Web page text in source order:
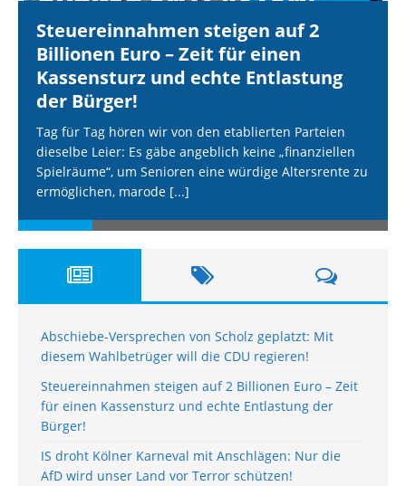
Steuereinnahmen steigen auf 2
Billionen Euro – Zeit für einen
Kassensturz und echte Entlastung
der Bürger!
Tag für Tag hören wir von den etablierten Parteien
dieselbe Leier: Es gäbe angeblich keine „finanziellen
Spielräume“, um Senioren eine würdige Altersrente zu
ermöglichen, marode [...]
Abschiebe-Versprechen von Scholz geplatzt: Mit
diesem Wahlbetrüger will die CDU regieren!
Steuereinnahmen steigen auf 2 Billionen Euro – Zeit
für einen Kassensturz und echte Entlastung der
Bürger!
IS droht Kölner Karneval mit Anschlägen: Nur die
AfD wird unser Land vor Terror schützen!